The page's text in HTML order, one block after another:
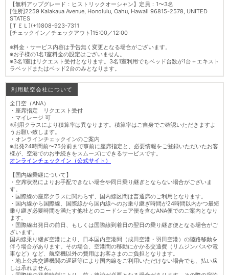
【無料アップグレード：ヒストリックオーシャン】定員：1〜3名
[住所]2259 Kalakaua Avenue, Honolulu, Oahu, Hawaii 96815-2578, UNITED
STATES
[ＴＥＬ](+1)808-923-7311
[チェックイン／チェックアウト]15:00／12:00
※料金・サービス内容は予告無く変更となる場合がございます。
※お子様の1名1室料金の設定はございません。
※3名1室はリクエスト受付となります。3名1室利用でもベッド台数が1台＋エキスト
ラベッドまたはベッド2台のみとなります。
利用航空会社について
全日空（ANA）
・座席指定 リクエスト受付
・マイレージ 可
※利用クラスにより積算率は異なります。積算率はご自身でご確認いただきますよ
うお願い致します。
・オンラインチェックインのご案内
※出発24時間前〜75分前まで事前に座席指定と、必要情報をご登録いただいたお客
様が、空港でのお手続きをスムーズにできるサービスです。
オンラインチェックイン（公式サイト）
【国内線乗継について】
・空席状況によりお手配できない場合や同日乗り継ぎとならない場合がございま
す。
・国際線の座席クラスに関わらず、国内線区間は普通席のご利用となります。
・国内線から国際線、国際線から国内線へのお乗り継ぎ時間が24時間以内かつ最短
乗り継ぎ必要時間を満たす他社とのコードシェア便を含むANA便でのご案内となり
ます。
・国際線出発日の前日、もしくは国際線到着日の翌日の乗り継ぎ便となる場合がご
ざいます。
国内線乗り継ぎ空港により、日本国内空港間（成田空港・羽田空港）の陸路移動を
伴う場合があります。その場合、空港間の移動にかかる交通費（リムジンバスや電
車など）など、航空機以外の費用はお客さまのご負担となります。
・地上公共交通機関の遅延等により国内線をご利用いただけない場合でも、払い戻
しは承れません。